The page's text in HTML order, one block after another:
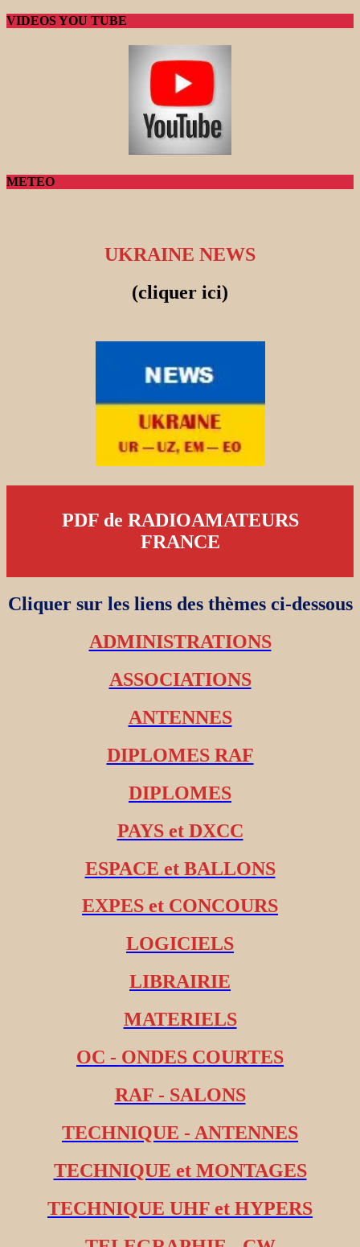
VIDEOS YOU TUBE
METEO
UKRAINE NEWS
(cliquer ici)
PDF de RADIOAMATEURS
FRANCE
Cliquer sur les liens des thèmes ci-dessous
ADMINISTRATIONS
ASSOCIATIONS
ANTENNES
DIPLOMES RAF
DIPLOMES
PAYS et DXCC
ESPACE et BALLONS
EXPES et CONCOURS
LOGICIELS
LIBRAIRIE
MATERIELS
OC - ONDES COURTES
RAF - SALONS
TECHNIQUE - ANTENNES
TECHNIQUE et MONTAGES
TECHNIQUE UHF et HYPERS